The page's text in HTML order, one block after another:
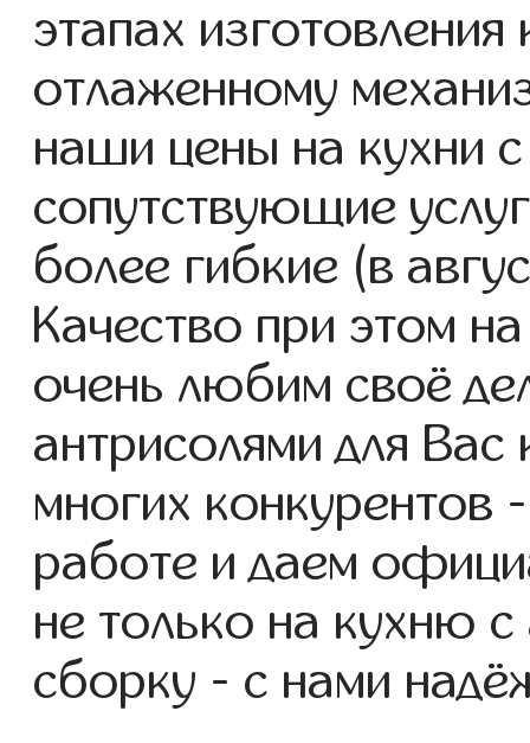
этапах
отлаженному
наши цены на кухни
сопутствующие
более гибкие (в
Качество при этом
очень любим своё
антрисолями для Вас
многих конкурентов
работе и даем
не только на кухню
сборку - с нами